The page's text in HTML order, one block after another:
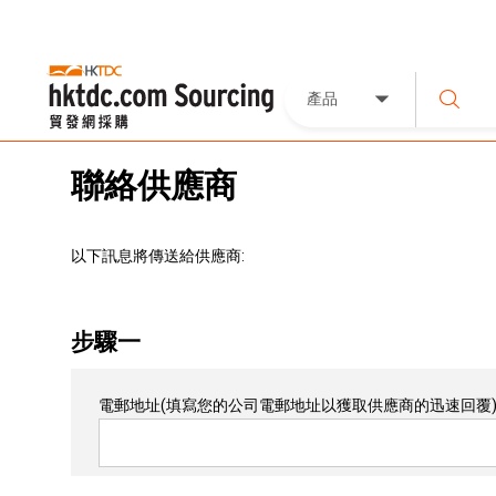
產品
聯絡供應商
以下訊息將傳送給供應商:
步驟一
電郵地址(填寫您的公司電郵地址以獲取供應商的迅速回覆)